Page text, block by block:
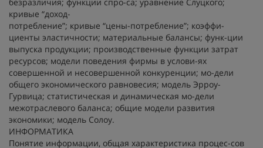
кривые “доход-
потребление”; кривые “цены-потребление”; коэффи-
циенты эластичности; материальные балансы; функ-ции
выпуска продукции; производственные функции затрат
ресурсов; модели поведения фирмы в услови-ях
совершенной и несовершенной конкуренции; мо-дели
общего экономического равновесия; модель Эрроу-
Гурвица; статистическая и динамическая мо-дели
межотраслевого баланса; общие модели развития
экономики; модель Солоу.
ИНФОРМАТИКА
Понятие информации, общая характеристика процес-сов